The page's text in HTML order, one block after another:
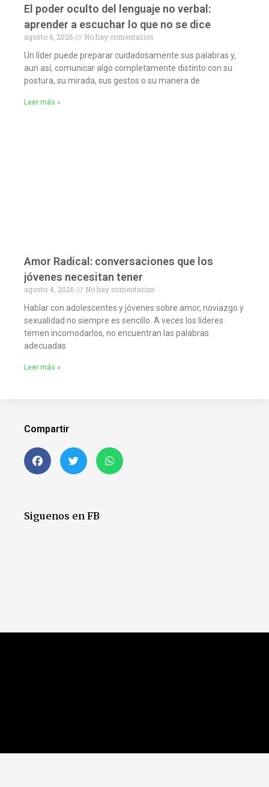
El poder oculto del lenguaje no verbal:
aprender a escuchar lo que no se dice
agosto 6, 2026
No hay comentarios
Un líder puede preparar cuidadosamente sus palabras y,
aun así, comunicar algo completamente distinto con su
postura, su mirada, sus gestos o su manera de
Leer más »
Amor Radical: conversaciones que los
jóvenes necesitan tener
agosto 4, 2026
No hay comentarios
Hablar con adolescentes y jóvenes sobre amor, noviazgo y
sexualidad no siempre es sencillo. A veces los líderes
temen incomodarlos, no encuentran las palabras
adecuadas
Leer más »
Compartir
Siguenos en FB